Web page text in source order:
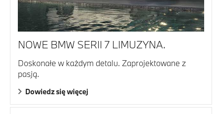
NOWE BMW SERII 7 LIMUZYNA.
Doskonałe w każdym detalu. Zaprojektowane z
pasją.
Dowiedz się więcej